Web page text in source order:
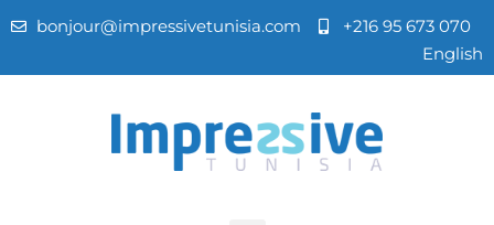
bonjour@impressivetunisia.com
+216 95 673 070
English